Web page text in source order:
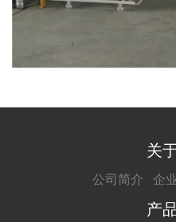
关
公司简介 企
产